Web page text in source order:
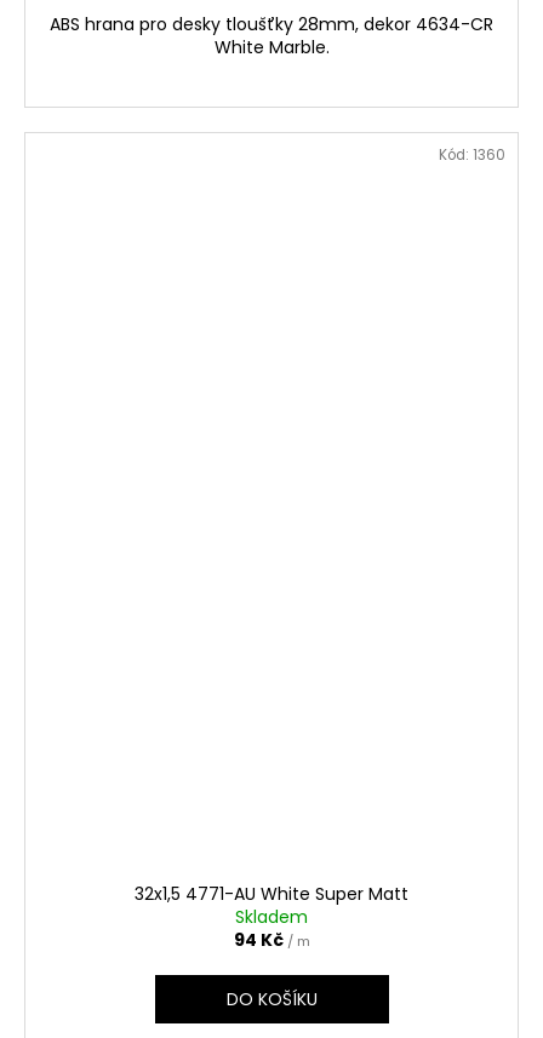
ABS hrana pro desky tloušťky 28mm, dekor 4634-CR
White Marble.
32x1,5 4771-AU White Super Matt
Skladem
94 Kč / m
DO KOŠÍKU
Kód: 1360